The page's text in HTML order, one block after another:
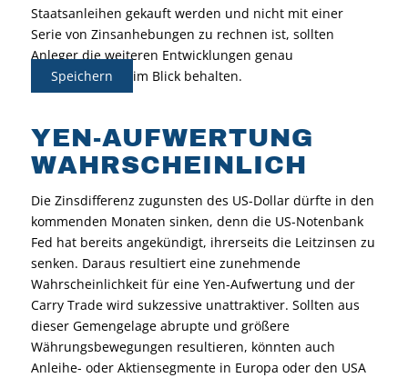
Staatsanleihen gekauft werden und nicht mit einer
Serie von Zinsanhebungen zu rechnen ist, sollten
Anleger die weiteren Entwicklungen genau
Speichern
im Blick behalten.
YEN-AUFWERTUNG
WAHRSCHEINLICH
Die Zinsdifferenz zugunsten des US-Dollar dürfte in den
kommenden Monaten sinken, denn die US-Notenbank
Fed hat bereits angekündigt, ihrerseits die Leitzinsen zu
senken. Daraus resultiert eine zunehmende
Wahrscheinlichkeit für eine Yen-Aufwertung und der
Carry Trade wird sukzessive unattraktiver. Sollten aus
dieser Gemengelage abrupte und größere
Währungsbewegungen resultieren, könnten auch
Anleihe- oder Aktiensegmente in Europa oder den USA